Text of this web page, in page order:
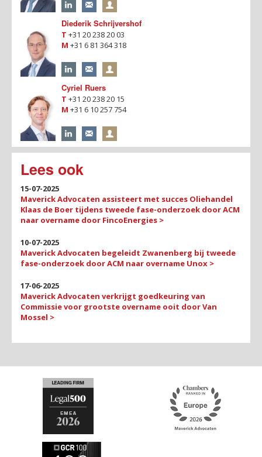
Diederik Schrijvershof
T +31 20 238 20 03
M +31 6 81 364 318
Cyriel Ruers
T +31 20 238 20 15
M +31 6 10 257 754
Lees ook
15-07-2025
Maverick Advocaten assisteert met succes Oliehandel
Klaas de Boer tijdens tweede fase-onderzoek door ACM
naar overname door FincoEnergies >
10-07-2025
Maverick Advocaten begeleidt Zwanenberg bij tweede
fase-onderzoek door ACM naar overname Unox >
17-06-2025
Maverick Advocaten verkrijgt goedkeuring van
Commissie voor grootste overname ooit door Van
Mossel >